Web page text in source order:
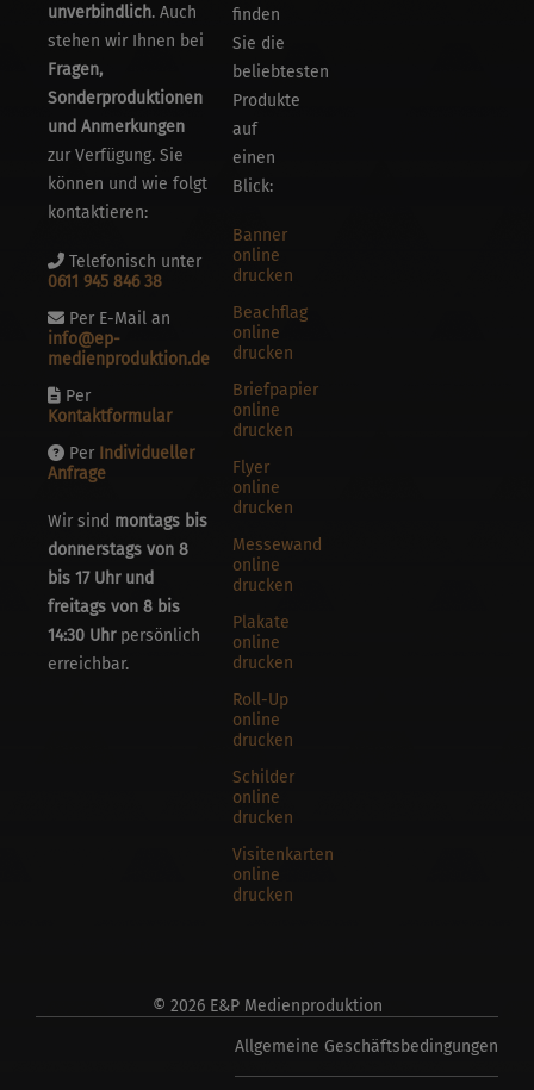
unverbindlich. Auch
stehen wir Ihnen bei
Fragen,
Sonderproduktionen
und Anmerkungen
zur Verfügung. Sie
können und wie folgt
kontaktieren:
Telefonisch unter
0611 945 846 38
Per E-Mail an
info@ep-
medienproduktion.de
Per
Kontaktformular
Per Individueller
Anfrage
Wir sind montags bis
donnerstags von 8
bis 17 Uhr und
freitags von 8 bis
14:30 Uhrpersönlich
erreichbar.
finden
Sie die
beliebtesten
Produkte
auf
einen
Blick:
Banner
online
drucken
Beachflag
online
drucken
Briefpapier
online
drucken
Flyer
online
drucken
Messewand
online
drucken
Plakate
online
drucken
Roll-Up
online
drucken
Schilder
online
drucken
Visitenkarten
online
drucken
© 2026 E&P Medienproduktion
Allgemeine Geschäftsbedingungen